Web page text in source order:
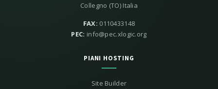
Collegno (TO) Italia
FAX: 0110433148
PEC: info@pec.xlogic.org
PIANI HOSTING
Site Builder